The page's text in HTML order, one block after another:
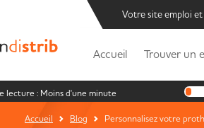
Votre site emploi
Accueil Trouver un
lecture : Moins d'une minute
Accueil Blog Personnalisez votre